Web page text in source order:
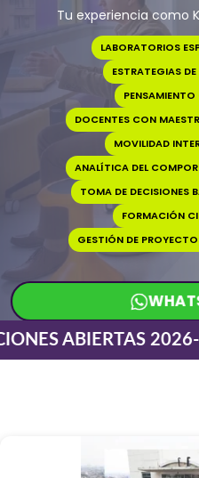
Tu experiencia como
LABORATORIOS
ESTRATEGIAS
DOCENTES CON
MOVILIDAD
ANALÍTICA DEL
TOMA DE DECISIONES
FORMACIÓN
GESTIÓN DE
ABIERTAS